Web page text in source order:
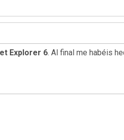
Explorer 6. Al final me habéis